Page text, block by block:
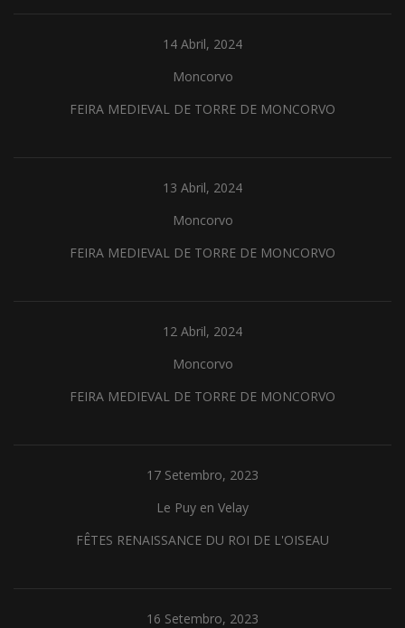
14 Abril, 2024
Moncorvo
FEIRA MEDIEVAL DE TORRE DE MONCORVO
13 Abril, 2024
Moncorvo
FEIRA MEDIEVAL DE TORRE DE MONCORVO
12 Abril, 2024
Moncorvo
FEIRA MEDIEVAL DE TORRE DE MONCORVO
17 Setembro, 2023
Le Puy en Velay
FÊTES RENAISSANCE DU ROI DE L'OISEAU
16 Setembro, 2023